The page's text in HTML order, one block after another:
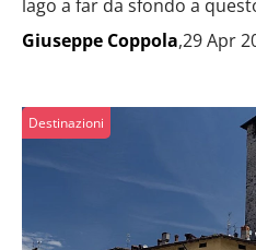
lago a far da sfondo a
Giuseppe Coppola,29 Apr
Destinazioni